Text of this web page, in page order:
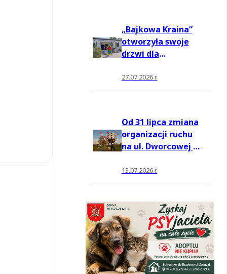
„Bajkowa Kraina”
otworzyła swoje
drzwi dla
27.07.2026 r.
Od 31 lipca zmiana
organizacji ruchu
na ul. Dworcowej w
13.07.2026 r.